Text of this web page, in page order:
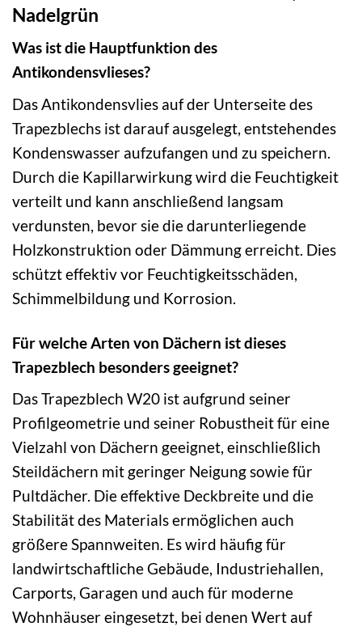
Nadelgrün
Was ist die Hauptfunktion des
Antikondensvlieses?
Das Antikondensvlies auf der Unterseite des
Trapezblechs ist darauf ausgelegt, entstehendes
Kondenswasser aufzufangen und zu speichern.
Durch die Kapillarwirkung wird die Feuchtigkeit
verteilt und kann anschließend langsam
verdunsten, bevor sie die darunterliegende
Holzkonstruktion oder Dämmung erreicht. Dies
schützt effektiv vor Feuchtigkeitsschäden,
Schimmelbildung und Korrosion.
Für welche Arten von Dächern ist dieses
Trapezblech besonders geeignet?
Das Trapezblech W20 ist aufgrund seiner
Profilgeometrie und seiner Robustheit für eine
Vielzahl von Dächern geeignet, einschließlich
Steildächern mit geringer Neigung sowie für
Pultdächer. Die effektive Deckbreite und die
Stabilität des Materials ermöglichen auch
größere Spannweiten. Es wird häufig für
landwirtschaftliche Gebäude, Industriehallen,
Carports, Garagen und auch für moderne
Wohnhäuser eingesetzt, bei denen Wert auf